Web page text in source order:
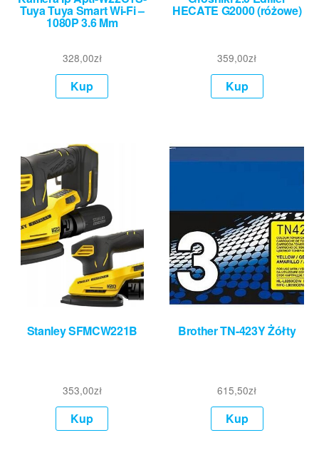
Tuya Tuya Smart Wi-Fi –
1080P 3.6 Mm
328,00zł
Kup
HECATE G2000 (różowe)
359,00zł
Kup
Stanley SFMCW221B
353,00zł
Kup
Brother TN-423Y Żółty
615,50zł
Kup